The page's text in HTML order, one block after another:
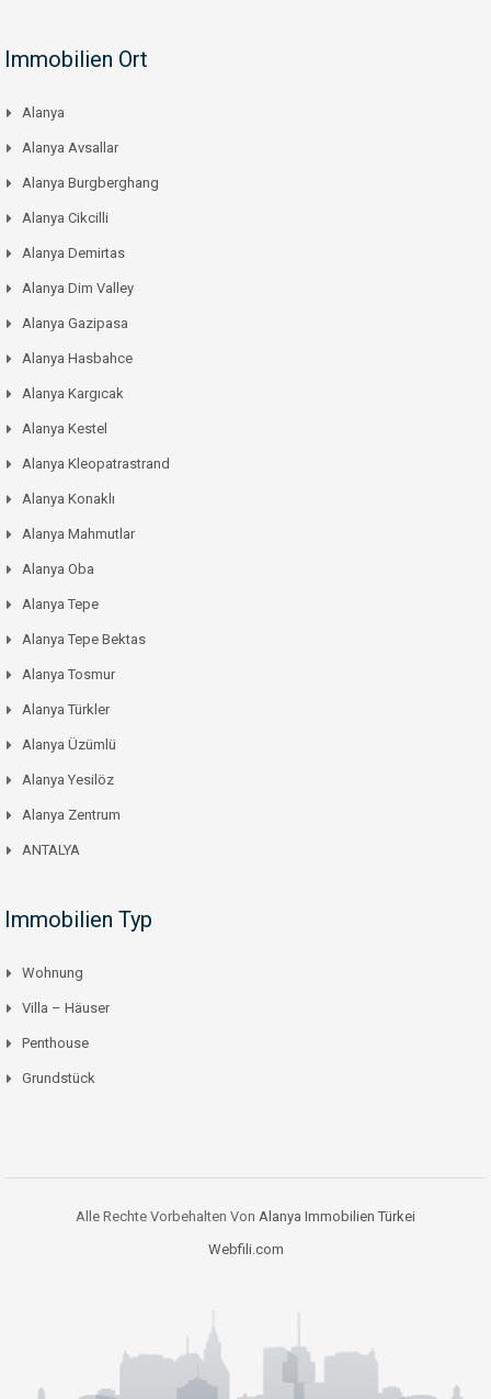
Immobilien Ort
Alanya
Alanya Avsallar
Alanya Burgberghang
Alanya Cikcilli
Alanya Demirtas
Alanya Dim Valley
Alanya Gazipasa
Alanya Hasbahce
Alanya Kargıcak
Alanya Kestel
Alanya Kleopatrastrand
Alanya Konaklı
Alanya Mahmutlar
Alanya Oba
Alanya Tepe
Alanya Tepe Bektas
Alanya Tosmur
Alanya Türkler
Alanya Üzümlü
Alanya Yesilöz
Alanya Zentrum
ANTALYA
Immobilien Typ
Wohnung
Villa – Häuser
Penthouse
Grundstück
Alle Rechte Vorbehalten Von Alanya Immobilien Türkei
Webfili.com